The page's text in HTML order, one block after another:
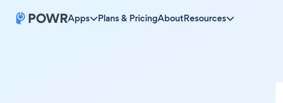
Apps Plans & PricingAboutResources